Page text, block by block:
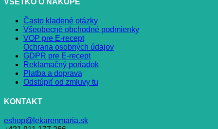
VŠETKO O NÁKUPE
Často kladené otázky
Všeobecné obchodné podmienky
VOP pre E-recept
Ochrana osobných údajov
GDPR pre E-recept
Reklamačný poriadok
Platba a doprava
Odstúpiť od zmluvy tu
KONTAKT
eshop@lekarenmaria.sk